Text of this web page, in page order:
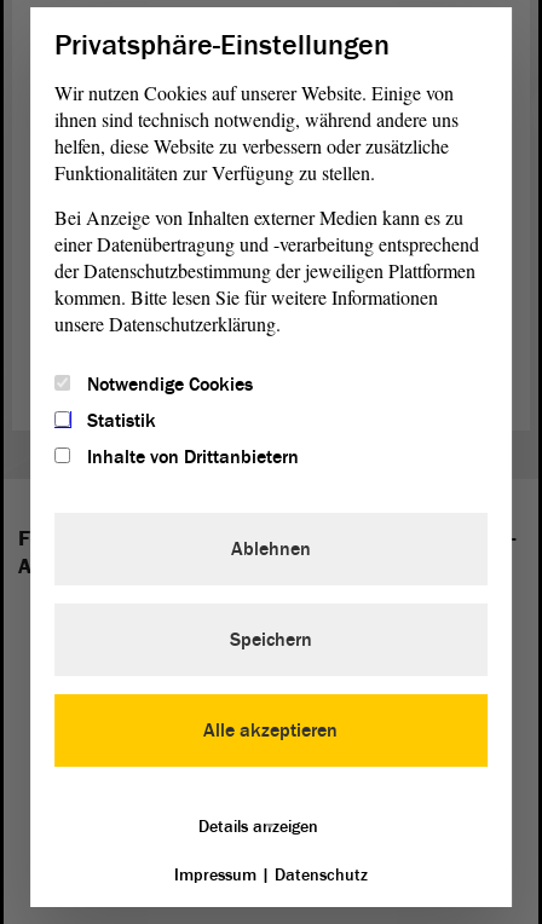
wird.
vor. Gibt es zurTagesordnung noch Hinweise,
Einspruch oder Bemerkungen? - Das sehe ich nicht.
Dann ist dieTagesordnungso gebilligt worden und
wir können danach verfahren.
Zurück zur Landtagssitzung
Folgende Fraktionen sind im Landtag von Sachsen-
Anhalt vertreten:
Privatsphäre-Einstellungen
Wir nutzen Cookies auf unserer Website. Einige von
ihnen sind technisch notwendig, während andere uns
helfen, diese Website zu verbessern oder zusätzliche
Funktionalitäten zur Verfügung zu stellen.
Bei Anzeige von Inhalten externer Medien kann es zu
einer Datenübertragung und -verarbeitung entsprechend
der Datenschutzbestimmung der jeweiligen Plattformen
kommen. Bitte lesen Sie für weitere Informationen
unsere Datenschutzerklärung.
Notwendige Cookies
Statistik
Inhalte von Drittanbietern
Alle akzeptieren
Ablehnen
Speichern
Details anzeigen
Impressum| Datenschutz